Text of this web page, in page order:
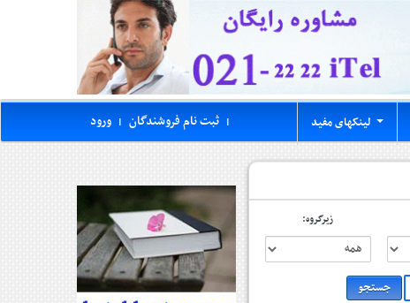
ورود | ثبت نام فروشندگان | لینکهای مفید
زیرگروه: